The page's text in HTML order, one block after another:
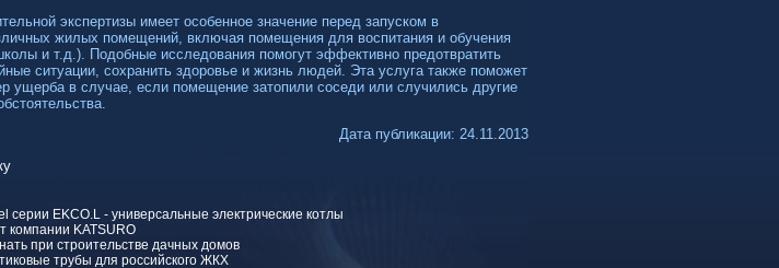
экспертизы имеет особенное значение перед запуском в
жилых помещений, включая помещения для воспитания и обучения
и т.д.). Подобные исследования помогут эффективно предотвратить
ситуации, сохранить здоровье и жизнь людей. Эта услуга также поможет
ущерба в случае, если помещение затопили соседи или случились другие
Дата публикации: 24.11.2013
серии EKCO.L - универсальные электрические котлы
компании KATSURO
при строительстве дачных домов
трубы для российского ЖКХ